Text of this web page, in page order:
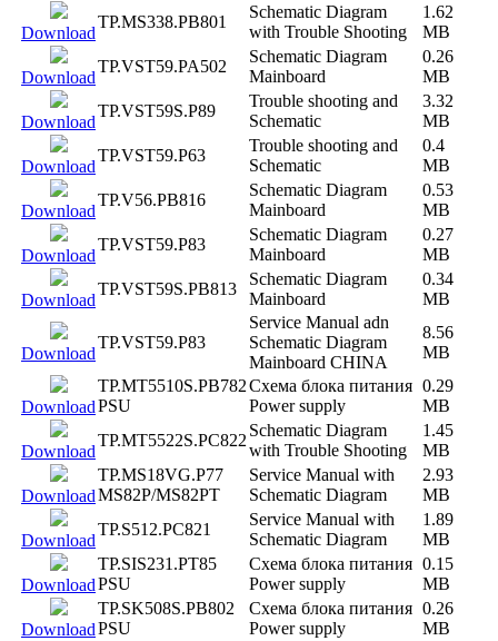
Download
TP.MS338.PB801
Schematic Diagram
with Trouble Shooting
1.62
MB
Download
TP.VST59.PA502
Schematic Diagram
Mainboard
0.26
MB
Download
TP.VST59S.P89
Trouble shooting and
Schematic
3.32
MB
Download
TP.VST59.P63
Trouble shooting and
Schematic
0.4
MB
Download
TP.V56.PB816
Schematic Diagram
Mainboard
0.53
MB
Download
TP.VST59.P83
Schematic Diagram
Mainboard
0.27
MB
Download
TP.VST59S.PB813
Schematic Diagram
Mainboard
0.34
MB
Download
TP.VST59.P83
Service Manual adn
Schematic Diagram
Mainboard CHINA
8.56
MB
Download
TP.MT5510S.PB782
PSU
Схема блока питания
Power supply
0.29
MB
Download
TP.MT5522S.PC822
Schematic Diagram
with Trouble Shooting
1.45
MB
Download
TP.MS18VG.P77
MS82P/MS82PT
Service Manual with
Schematic Diagram
2.93
MB
Download
TP.S512.PC821
Service Manual with
Schematic Diagram
1.89
MB
Download
TP.SIS231.PT85
PSU
Схема блока питания
Power supply
0.15
MB
Download
TP.SK508S.PB802
PSU
Схема блока питания
Power supply
0.26
MB